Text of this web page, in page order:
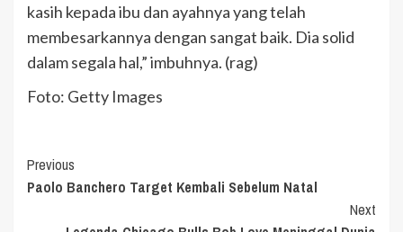
kasih kepada ibu dan ayahnya yang telah
membesarkannya dengan sangat baik. Dia solid
dalam segala hal,” imbuhnya. (rag)
Foto: Getty Images
Continue
Reading
Previous
Paolo Banchero Target Kembali Sebelum Natal
Next